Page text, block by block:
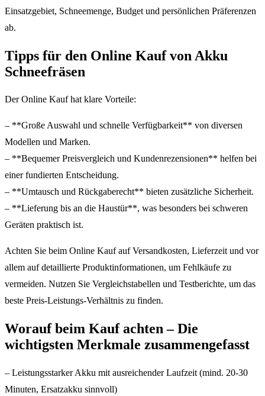
Einsatzgebiet, Schneemenge, Budget und persönlichen Präferenzen
ab.
Tipps für den Online Kauf von Akku
Schneefräsen
Der Online Kauf hat klare Vorteile:
– **Große Auswahl und schnelle Verfügbarkeit** von diversen
Modellen und Marken.
– **Bequemer Preisvergleich und Kundenrezensionen** helfen bei
einer fundierten Entscheidung.
– **Umtausch und Rückgaberecht** bieten zusätzliche Sicherheit.
– **Lieferung bis an die Haustür**, was besonders bei schweren
Geräten praktisch ist.
Achten Sie beim Online Kauf auf Versandkosten, Lieferzeit und vor
allem auf detaillierte Produktinformationen, um Fehlkäufe zu
vermeiden. Nutzen Sie Vergleichstabellen und Testberichte, um das
beste Preis-Leistungs-Verhältnis zu finden.
Worauf beim Kauf achten – Die
wichtigsten Merkmale zusammengefasst
– Leistungsstarker Akku mit ausreichender Laufzeit (mind. 20-30
Minuten, Ersatzakku sinnvoll)